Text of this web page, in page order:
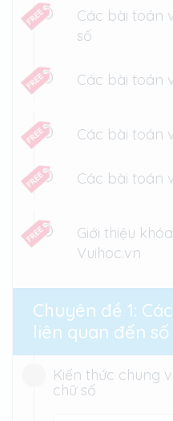
NÃO PHẢI, rèn luyện cả
- 45 buổi học chất
- 700 câu hỏi luyện tập
- Học mọi lúc mọi nơi
4. Hỗ trợ
- Liên hệ Hotline/Hỏi
Các bài toán
số
Các bài toán
Các bài toán
Các bài toán
Giới thiệu
Vuihoc.vn
Chuyên đề 1:
liên quan đến
Kiến thức chung
chữ số